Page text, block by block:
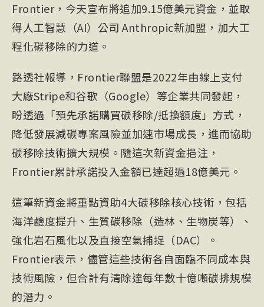
Frontier，今天宣布將追加9.15億美元資金，並取
得人工智慧（AI）公司 Anthropic新加盟，加大工
程化碳移除的力道。
路透社報導，Frontier聯盟是2022年由線上支付
大廠Stripe和谷歌（Google）等企業共同發起，
盼透過「預先承諾購買碳移除/抵換額度」方式，
降低發展減碳專案風險並加速市場成長，進而協助
碳移除技術擴大規模。隨這次新資金挹注，
Frontier累計承諾投入金額已達超過18億美元。
這筆新資金將重點資助4大碳移除核心技術，包括
海洋鹼度提升、生質碳移除（造林 、生物炭等）、
強化岩石風化以及直接空氣捕捉（DAC）。
Frontier表示，儘管這些技術各自面臨不同成本與
技術風險，但合計有清除達每年數十億噸碳排規模
的潛力。